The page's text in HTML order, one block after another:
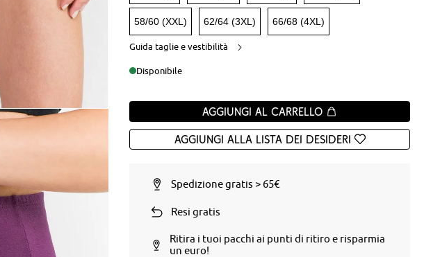
58/60 (XXL) 62/64 (3XL) 66/68 (4XL)
Guida taglie e vestibilità
Disponibile
Aggiungi al carrello
Aggiungi alla Lista dei desideri
Spedizione gratis > 65€
Resi gratis
Ritira i tuoi pacchi ai punti di ritiro e risparmia
un euro!